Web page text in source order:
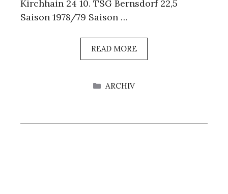
Kirchhain 24 10. TSG Bernsdorf 22,5
Saison 1978/79 Saison …
READ MORE
KATEGORIEN
ARCHIV